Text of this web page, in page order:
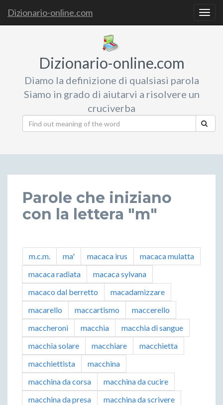
Dizionario-online.com
Dizionario-online.com
Diamo la definizione di qualsiasi parola
Siamo in grado di aiutarvi a risolvere un
cruciverba
Parole che iniziano
con la lettera "m"
m.c.m. ma' macaca irus
macaca mulatta
macaca radiata
macaca sylvana
macaco dal berretto
macadamizzare
macarello
maccartismo
maccerello
maccheroni
macchia
macchia di sangue
macchia solare
macchiare
macchietta
macchiettista
macchina
macchina da corsa
macchina da cucire
macchina da presa
macchina da scrivere